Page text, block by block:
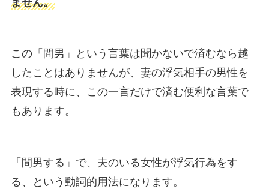
この「間男」という言葉は聞かないで済むなら越
したことはありませんが、妻の浮気相手の男性を
表現する時に、この一言だけで済む便利な言葉で
もあります。
「間男する」で、夫のいる女性が浮気行為をす
る、という動詞的用法になります。